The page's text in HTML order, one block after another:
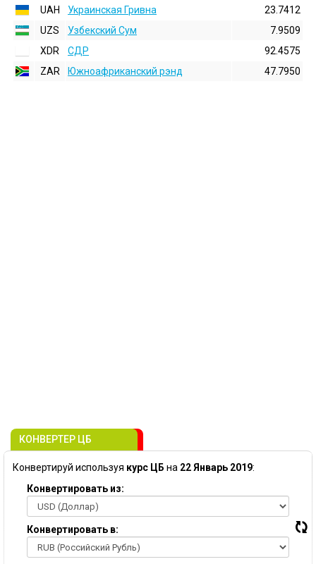
UAH
Украинская Гривна
23.7412
UZS
Узбекский Сум
7.9509
XDR
СДР
92.4575
ZAR
Южноафриканский рэнд 47.7950
КОНВЕРТЕР ЦБ
Конвертируй используя курс ЦБ на 22 Январь 2019:
Конвертировать из:
Конвертировать в: